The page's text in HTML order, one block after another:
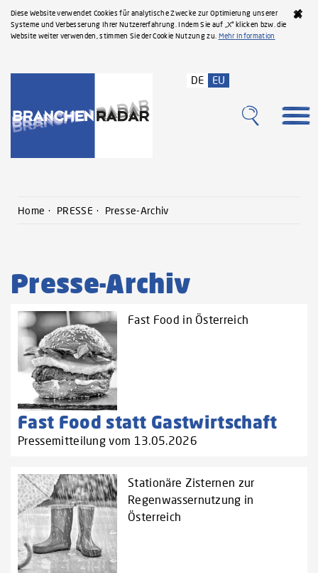
Diese Website verwendet Cookies für analytische Zwecke zur Optimierung unserer
Systeme und Verbesserung Ihrer Nutzererfahrung. Indem Sie auf „X“ klicken bzw. die
Website weiter verwenden, stimmen Sie der Cookie Nutzung zu. Mehr Information
DE EU
Home PRESSE Presse-Archiv
Presse-Archiv
Fast Food in Österreich
Fast Food statt Gastwirtschaft
Pressemitteilung vom 13.05.2026
Stationäre Zisternen zur
Regenwassernutzung in
Österreich